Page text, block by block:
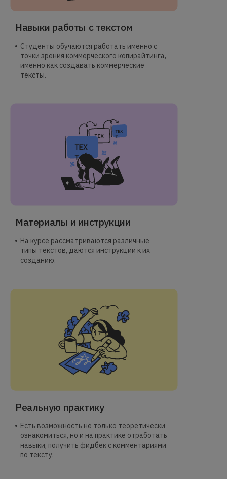
Навыки работы с текстом
Студенты обучаются работать именно с
точки зрения коммерческого копирайтинга,
именно как создавать коммерческие
тексты.
Материалы и инструкции
На курсе рассматриваются различные
типы текстов, даются инструкции к их
созданию.
Реальную практику
Есть возможность не только теоретически
ознакомиться, но и на практике отработать
навыки, получить фидбек с комментариями
по тексту.